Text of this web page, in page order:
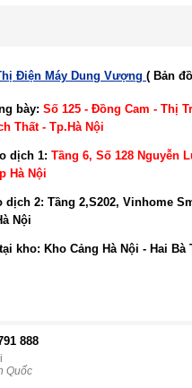
Điện Máy Dung Vượng ( Bản
bày: Số 125 - Đồng Cam - Thị
Thất - Tp.Hà Nội
dịch 1: Tầng 6, Số 128 Nguyễn
Hà Nội
dịch 2: Tầng 2,S202, Vinhome
Nội
kho: Kho Cảng Hà Nội - Hai Bà
888
Quốc